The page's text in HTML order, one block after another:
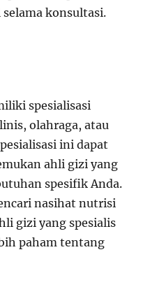
konsultasi.
spesialisasi
olahraga, atau
ini dapat
ahli gizi yang
spesifik Anda.
nasihat nutrisi
gizi yang spesialis
paham tentang